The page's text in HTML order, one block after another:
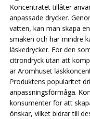
Koncentratet tillåter
anpassade drycker.
vatten, kan man skapa
smaken och har mindre
läskedrycker. För den
citrondryck utan att
är Aromhuset
Produktens popularitet
anpassningsförmåga.
konsumenter för att
önskar, vilket bidrar till